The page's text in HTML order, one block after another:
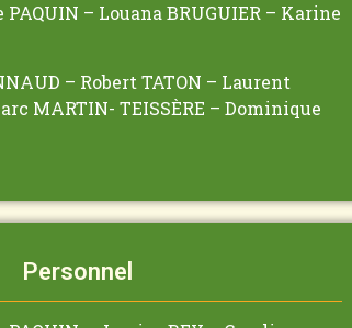
– Louana BRUGUIER – Karine
– Robert TATON – Laurent
MARTIN- TEISSÈRE – Dominique
Personnel